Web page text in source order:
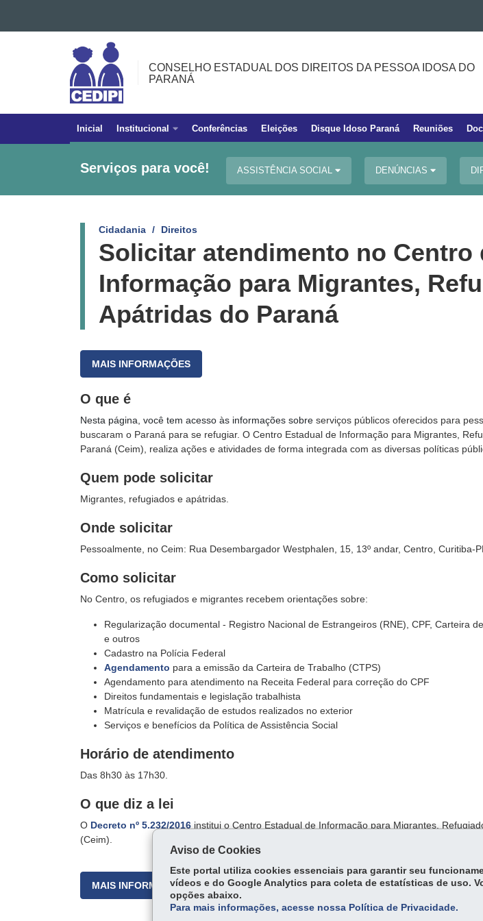
Ir para a navegação
Ir para a busca
Mapa do site
CONSELHO
ESTADUAL
DOS
DIREITOS
DA
PESSOA
IDOSA
DO
PARANÁ
CONSELHO ESTADUAL DOS DIREITOS DA PESSOA IDOSA DO
PARANÁ
Navegação
principal
Inicial Institucional Conferências Eleições Disque Idoso Paraná Reuniões
Serviços para você! ASSISTÊNCIA SOCIAL DENÚNCIAS
Cidadania Direitos
Solicitar atendimento no Centro
Informação para Migrantes,
Apátridas do Paraná
MAIS INFORMAÇÕES
O que é
Nesta página, você tem acesso às informações sobre serviços públicos oferecidos para
buscaram o Paraná para se refugiar. O Centro Estadual de Informação para Migrantes,
Paraná (Ceim), realiza ações e atividades de forma integrada com as diversas políticas
Quem pode solicitar
Migrantes, refugiados e apátridas.
Onde solicitar
Pessoalmente, no Ceim: Rua Desembargador Westphalen, 15, 13º andar, Centro, Curitiba-
Como solicitar
No Centro, os refugiados e migrantes recebem orientações sobre:
Regularização documental - Registro Nacional de Estrangeiros (RNE), CPF, Carteira
e outros
Cadastro na Polícia Federal
Agendamento para a emissão da Carteira de Trabalho (CTPS)
Agendamento para atendimento na Receita Federal para correção do CPF
Direitos fundamentais e legislação trabalhista
Matrícula e revalidação de estudos realizados no exterior
Serviços e benefícios da Política de Assistência Social
Horário de atendimento
Das 8h30 às 17h30.
O que diz a lei
O Decreto nº 5.232/2016 institui o Centro Estadual de Informação para Migrantes,
(Ceim).
MAIS INFORMAÇÕES
Aviso de Cookies
Este portal utiliza cookies essenciais para garantir seu
vídeos e do Google Analytics para coleta de estatísticas de uso.
opções abaixo.
Para mais informações, acesse nossa Política de Privacidade.